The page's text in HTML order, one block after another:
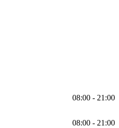
08:00 - 21:00
08:00 - 21:00